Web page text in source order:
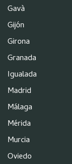
Gavà
Gijón
Girona
Granada
Igualada
Madrid
Málaga
Mérida
Murcia
Oviedo